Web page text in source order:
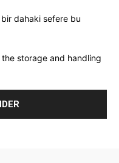
dahaki sefere bu
storage and handling